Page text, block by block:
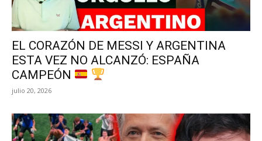
EL CORAZÓN DE MESSI Y ARGENTINA
ESTA VEZ NO ALCANZÓ: ESPAÑA
CAMPEÓN
julio 20, 2026